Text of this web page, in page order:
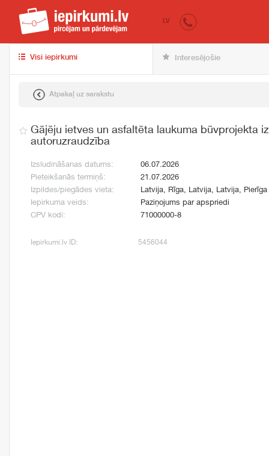
iepirkumi.lv
LV
Visi iepirkumi Interesējošie
Atpakaļ uz sarakstu
Gājēju ietves un asfaltēta laukuma būvprojekta
autoruzraudzība
Izsludināšanas datums:
06.07.2026
Pieteikšanās termiņš:
21.07.2026
Izpildes/piegādes vieta:
Latvija, Rīga, Latvija, Latvija, Pierīga
Iepirkuma veids:
Paziņojums par apspriedi
CPV kodi:
71000000-8
Iepirkumi.lv ID: 5456044